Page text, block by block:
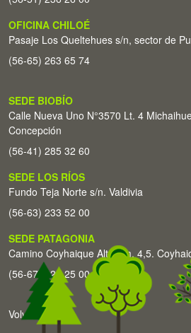
OFICINA CHILOÉ
Pasaje Los Queltehues s/n, sector de
(56-65) 263 65 74
SEDE BIOBÍO
Calle Nueva Uno N°3570 Lt. 4
Concepción
(56-41) 285 32 60
SEDE LOS RÍOS
Fundo Teja Norte s/n. Valdivia
(56-63) 233 52 00
SEDE PATAGONIA
Camino Coyhaique Alto Km. 4,5.
(56-67) 226 25 00
Volver arriba